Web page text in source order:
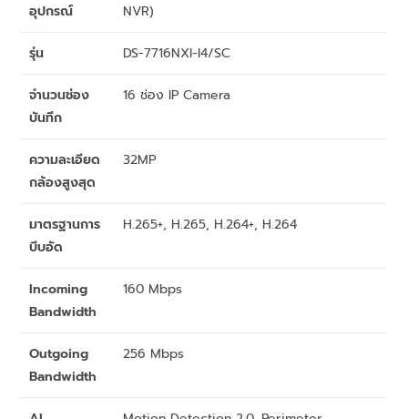
อุปกรณ์
NVR)
รุ่น DS-7716NXI-I4/SC
จำนวนช่อง
บันทึก
16 ช่อง IP Camera
ความละเอียด
กล้องสูงสุด
32MP
มาตรฐานการ
บีบอัด
H.265+, H.265, H.264+, H.264
Incoming
Bandwidth
160 Mbps
Outgoing
Bandwidth
256 Mbps